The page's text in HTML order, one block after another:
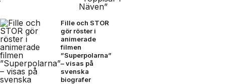
Fille och STOR
gör röster i
animerade
filmen
”Superpolarna”
– visas på
svenska
biografer